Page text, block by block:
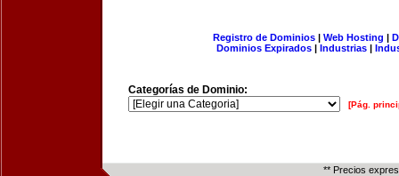
Registro de Dominios| Web Hosting |
Dominios Expirados | Industrias |
Categorías de Dominio:
[Pág.
** Precios